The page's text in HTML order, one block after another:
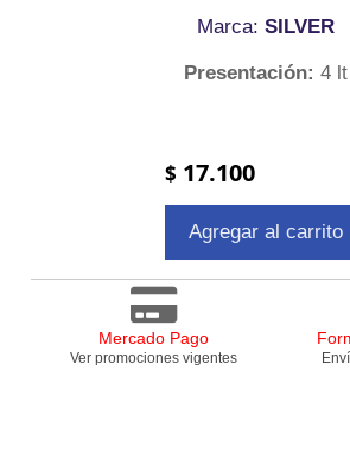
Marca: SILVER
Presentación: 4 lt
$ 17.100
Agregar al carrito
Mercado Pago
Ver promociones vigentes